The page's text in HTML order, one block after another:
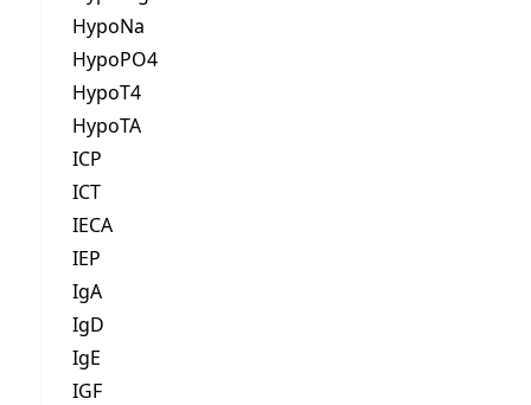
HypoNa
HypoPO4
HypoT4
HypoTA
ICP
ICT
IECA
IEP
IgA
IgD
IgE
IGF